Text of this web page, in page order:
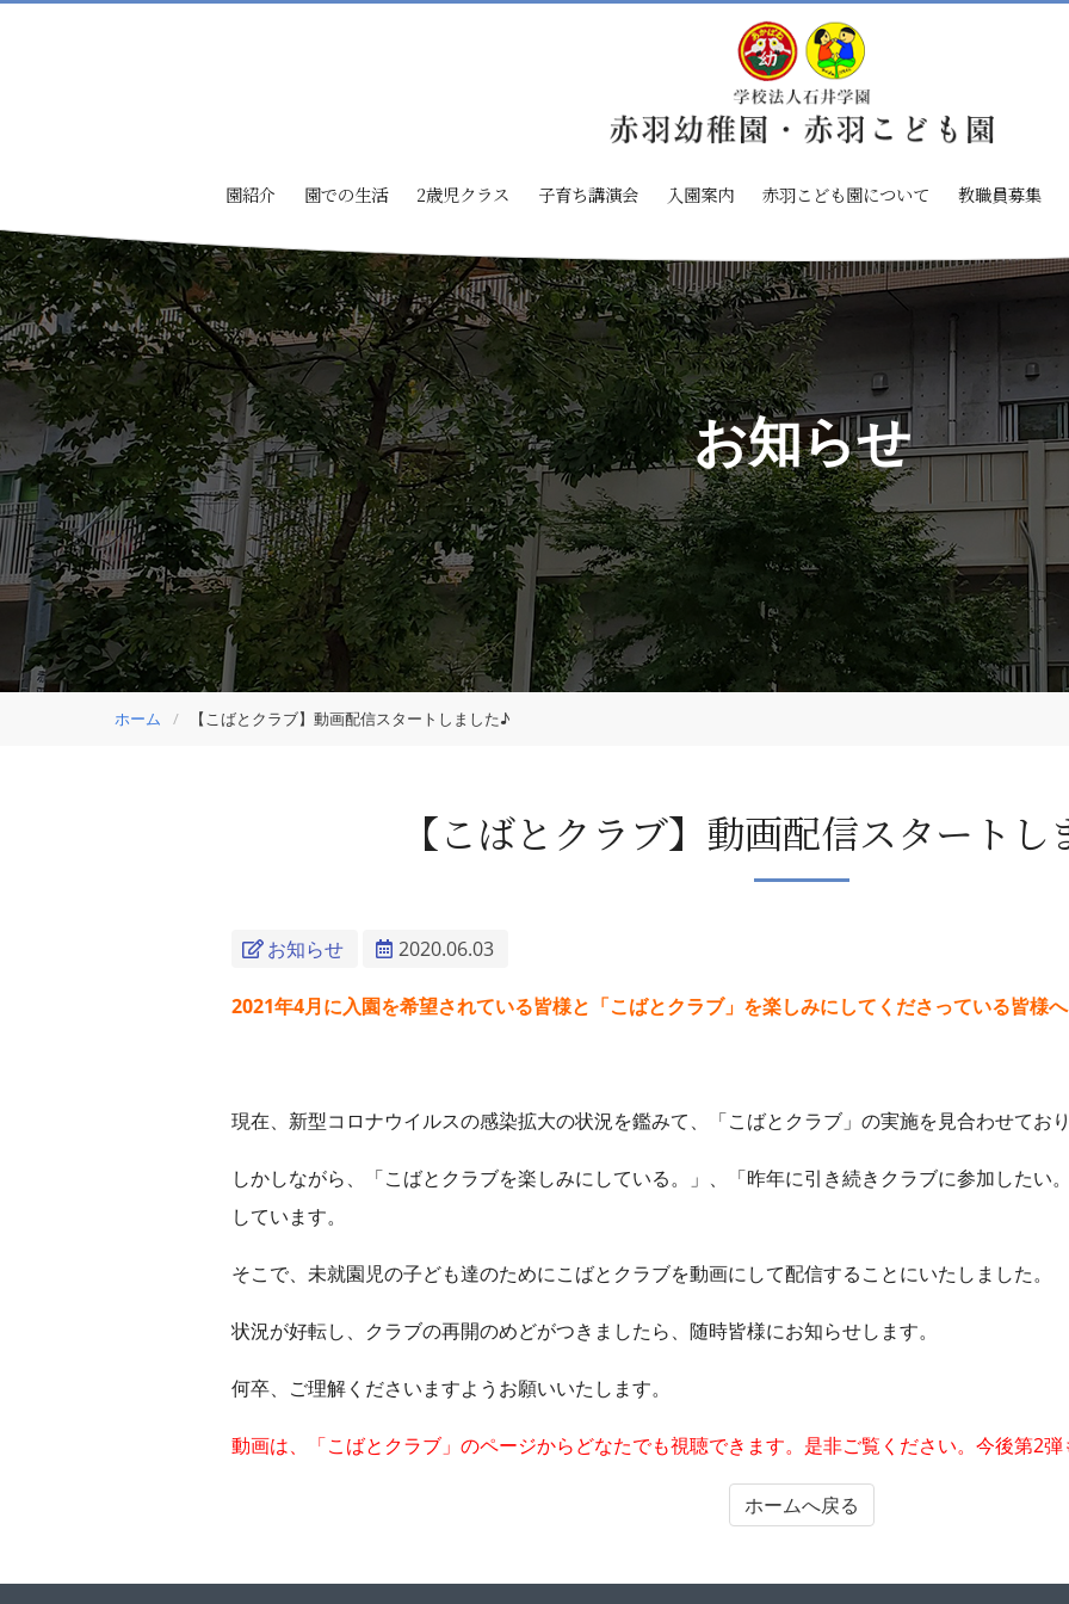
園紹介 園での生活 2歳児クラス 子育ち講演会 入園案内 赤羽こども園について 教職員募集
お知らせ
ホーム 【こばとクラブ】動画配信スタートしました♪
【こばとクラブ】動画配信スタート
お知らせ 2020.06.03
2021年4月に入園を希望されている皆様と「こばとクラブ」を楽しみにしてくださっている皆様へ
現在、新型コロナウイルスの感染拡大の状況を鑑みて、「こばとクラブ」の実施を見合わせてお
しかしながら、「こばとクラブを楽しみにしている。」、「昨年に引き続きクラブに参加したい
しています。
そこで、未就園児の子ども達のためにこばとクラブを動画にして配信することにいたしました。
状況が好転し、クラブの再開のめどがつきましたら、随時皆様にお知らせします。
何卒、ご理解くださいますようお願いいたします。
動画は、「こばとクラブ」のページからどなたでも視聴できます。是非ご覧ください。今後第2
ホームへ戻る